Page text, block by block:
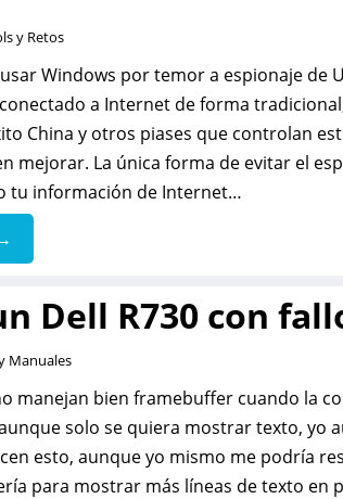
y Retos
Windows por temor a espionaje de
a Internet de forma
China y otros piases que controlan
mejorar. La única forma de evitar el
tu información de Internet…
Dell R730 con
Manuales
manejan bien framebuffer cuando la
solo se quiera mostrar texto, yo
esto, aunque yo mismo me podría
para mostrar más líneas de texto en